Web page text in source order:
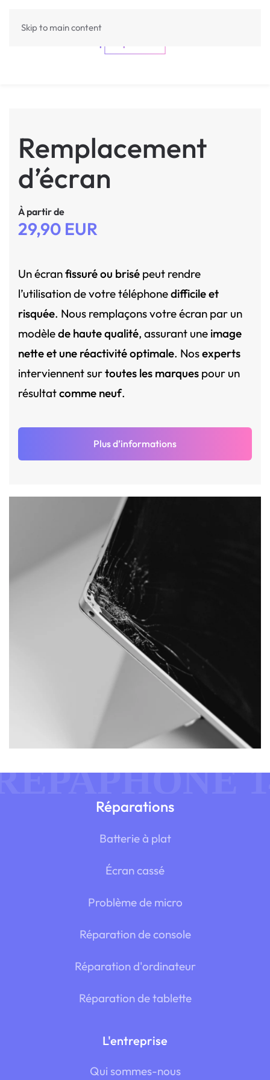
Skip to main content
Remplacement
d’écran
À partir de
29,90 EUR
Un écranfissuré ou brisé peut rendre
l’utilisation de votre téléphonedifficile et
risquée. Nous remplaçons votre écran par un
modèlede haute qualité, assurant une image
nette et une réactivité optimale. Nosexperts
interviennent surtoutes les marques pour un
résultatcomme neuf.
Plus d’informations
Réparations
Batterie à plat
Écran cassé
Problème de micro
Réparation de console
Réparation d'ordinateur
Réparation de tablette
L'entreprise
Qui sommes-nous